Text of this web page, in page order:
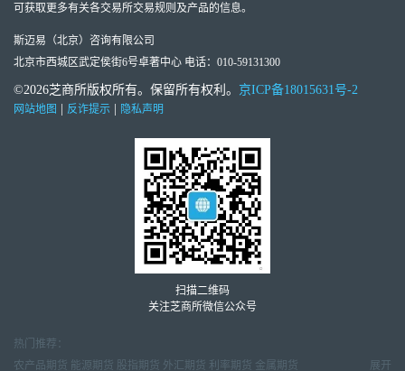
可获取更多有关各交易所交易规则及产品的信息。
斯迈易（北京）咨询有限公司
北京市西城区武定侯街6号卓著中心 电话：010-59131300
©2026芝商所版权所有。保留所有权利。 京ICP备18015631号-2
网站地图 反诈提示 隐私声明
扫描二维码
关注芝商所微信公众号
热门推荐：
农产品期货 能源期货 股指期货 外汇期货 利率期货 金属期货 展开